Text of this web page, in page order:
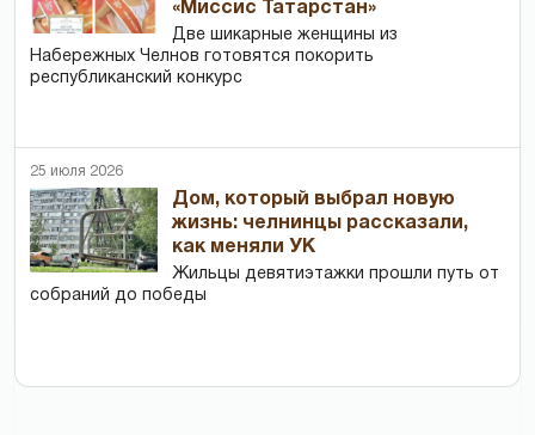
«Миссис Татарстан»
Две шикарные женщины из
Набережных Челнов готовятся покорить
республиканский конкурс
25 июля 2026
Дом, который выбрал новую
жизнь: челнинцы рассказали,
как меняли УК
Жильцы девятиэтажки прошли путь от
собраний до победы